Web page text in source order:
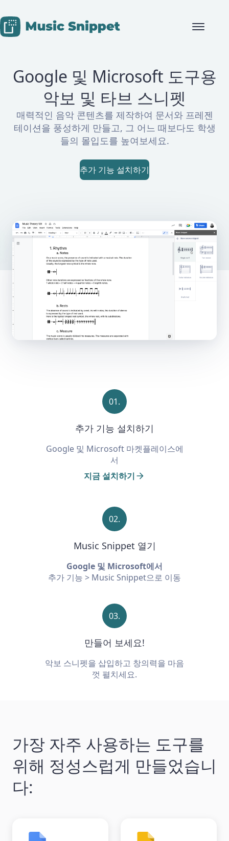
Google 및 Microsoft 도구용
악보 및 타브 스니펫
매력적인 음악 콘텐츠를 제작하여 문서와 프레젠
테이션을 풍성하게 만들고, 그 어느 때보다도 학생
들의 몰입도를 높여보세요.
추가 기능 설치하기
01.
추가 기능 설치하기
Google 및 Microsoft 마켓플레이스에
서
지금 설치하기
02.
Music Snippet 열기
Google 및 Microsoft에서
추가 기능 > Music Snippet으로 이동
03.
만들어 보세요!
악보 스니펫을 삽입하고 창의력을 마음
껏 펼치세요.
가장 자주 사용하는 도구를
위해 정성스럽게 만들었습니
다: